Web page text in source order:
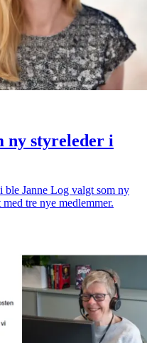
ny styreleder i
ble Janne Log valgt som ny
tre nye medlemmer.